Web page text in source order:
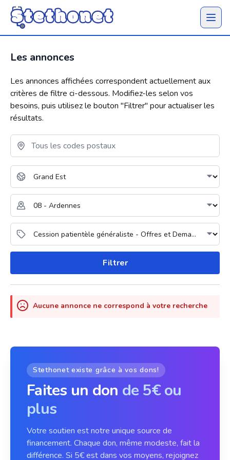
Ouvrir
Les annonces
Les annonces affichées correspondent actuellement aux
critères de filtre ci-dessous. Modifiez-les selon vos
besoins, puis utilisez le bouton "Filtrer" pour actualiser les
résultats.
Filtrer
Aucune annonce ne correspond à votre recherche
Stethonet existe grâce à vos dons!
Faites un don de 5€ ou
plus
Votre soutien est notre unique source de
financement. Chaque don, même modeste, fait la
différence. Si 5€ est dans vos moyens, rejoignez